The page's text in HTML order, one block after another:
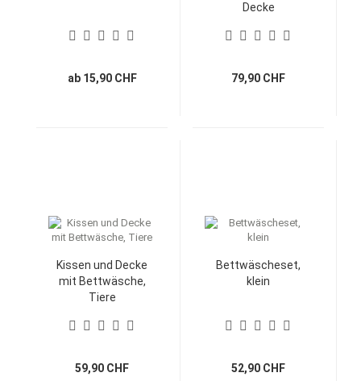
ab 15,90 CHF
Decke
79,90 CHF
Kissen und Decke
mit Bettwäsche,
Tiere
59,90 CHF
Bettwäscheset,
klein
52,90 CHF